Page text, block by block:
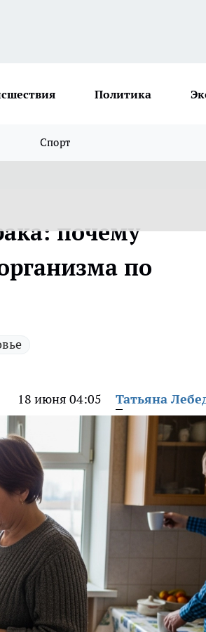
Политика
Спорт
почему
по
18 июня 04:05 Татьяна